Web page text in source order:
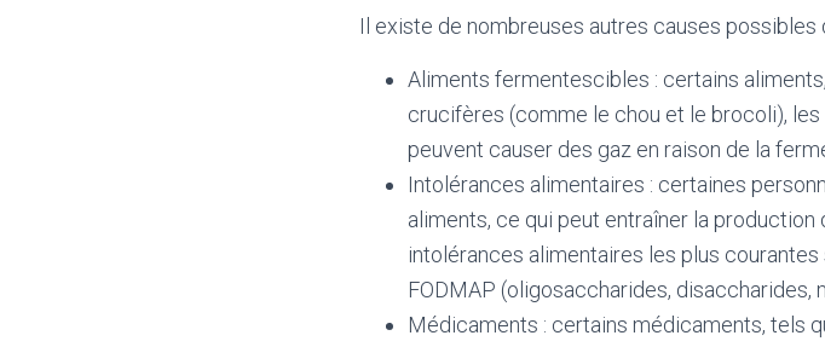
Il existe de nombreuses autres causes possibles
Aliments fermentescibles : certains
crucifères (comme le chou et le brocoli),
peuvent causer des gaz en raison de la
Intolérances alimentaires : certaines
aliments, ce qui peut entraîner la
intolérances alimentaires les plus
FODMAP (oligosaccharides,
Médicaments : certains médicaments, tels